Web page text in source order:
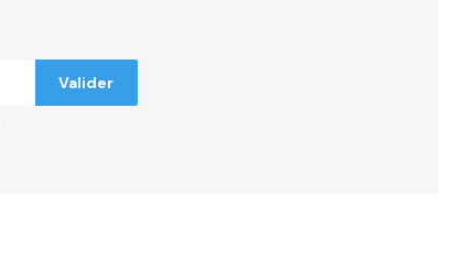
Valider